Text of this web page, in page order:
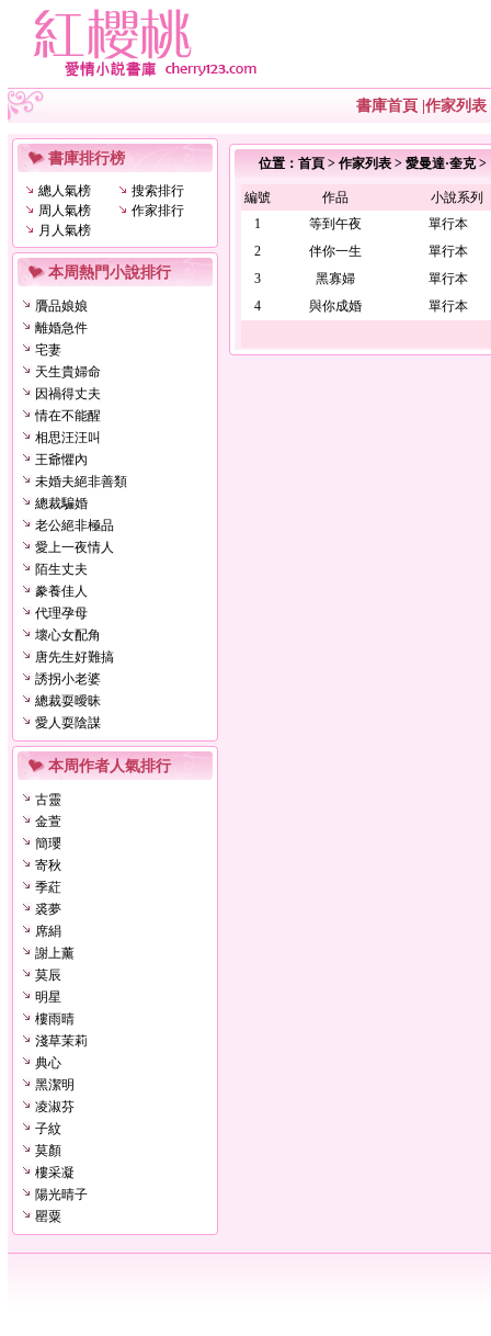
書庫首頁 作家列表
書庫排行榜
總人氣榜
搜索排行
周人氣榜
作家排行
月人氣榜
本周熱門小說排行
贗品娘娘
離婚急件
宅妻
天生貴婦命
因禍得丈夫
情在不能醒
相思汪汪叫
王爺懼內
未婚夫絕非善類
總裁騙婚
老公絕非極品
愛上一夜情人
陌生丈夫
豢養佳人
代理孕母
壞心女配角
唐先生好難搞
誘拐小老婆
總裁耍曖昧
愛人耍陰謀
本周作者人氣排行
古靈
金萱
簡瓔
寄秋
季葒
裘夢
席絹
謝上薰
莫辰
明星
樓雨晴
淺草茉莉
典心
黑潔明
凌淑芬
子紋
莫顏
樓采凝
陽光晴子
罌粟
位置： 首頁 > 作家列表 > 愛曼達·奎克>
編號 作品
小說系列
1
等到午夜
單行本
2
伴你一生
單行本
3
黑寡婦
單行本
4
與你成婚 單行本